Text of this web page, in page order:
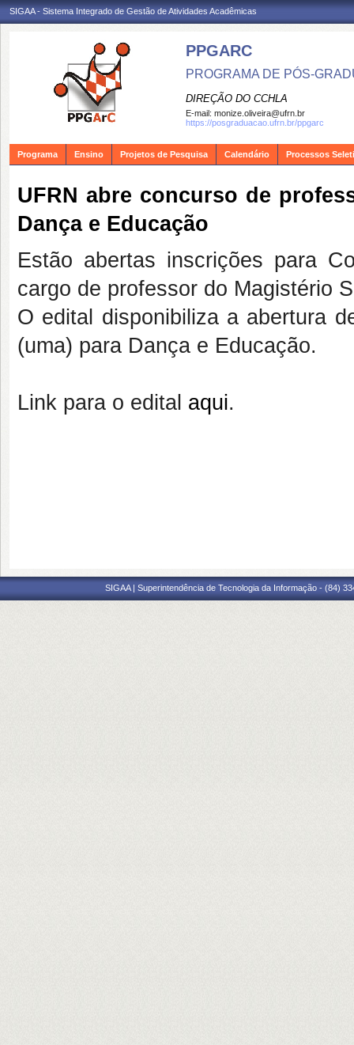
SIGAA - Sistema Integrado de Gestão de Atividades Acadêmicas
PPGARC
PROGRAMA DE PÓS-
DIREÇÃO DO CCHLA
E-mail: monize.oliveira@ufrn.br
https://posgraduacao.ufrn.br/ppgarc
Programa Ensino Projetos de Pesquisa Calendário Processos
UFRN abre concurso de
Dança e Educação
Estão abertas inscrições para
cargo de professor do Magistério
O edital disponibiliza a abertura
(uma) para Dança e Educação.
Link para o edital aqui.
SIGAA | Superintendência de Tecnologia da Informação - (84)